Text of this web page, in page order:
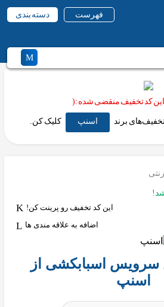
فهرست دسته بندی
این کد تخفیف منقضی شده :(
برند اسنپ کلیک کن.
این کد تخفیف رو پرینت کن!
اضافه به علاقه مندی ها
سرویس اسبابکشی از
اسنپ